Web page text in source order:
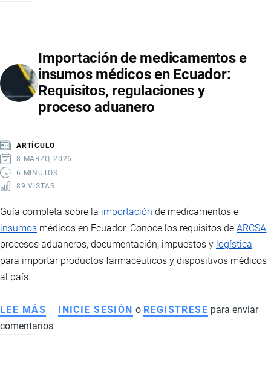
COMPRAR
EN
ESTADOS
UNIDOS
EN
ECUADOR
Importación de medicamentos e
insumos médicos en Ecuador:
Requisitos, regulaciones y
proceso aduanero
ARTÍCULO
8 MARZO, 2026
6 MINUTOS
89 VISTAS
Guía completa sobre la importación de medicamentos e
insumos médicos en Ecuador. Conoce los requisitos de ARCSA,
procesos aduaneros, documentación, impuestos y logística
para importar productos farmacéuticos y dispositivos médicos
al país.
LEE MÁS SOBRE
IMPORTACIÓN
INICIE SESIÓN o REGISTRESE para enviar
comentarios